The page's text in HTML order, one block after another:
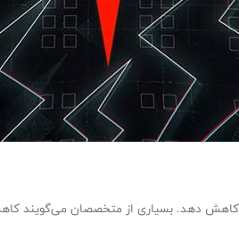
دهد. بسیاری از متخصصان می‌گویند